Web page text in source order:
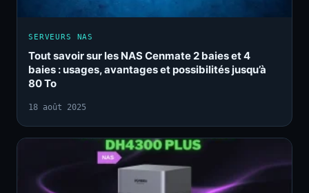
SERVEURS NAS
Tout savoir sur les NAS Cenmate 2 baies et 4
baies : usages, avantages et possibilités jusqu’à
80 To
18 août 2025